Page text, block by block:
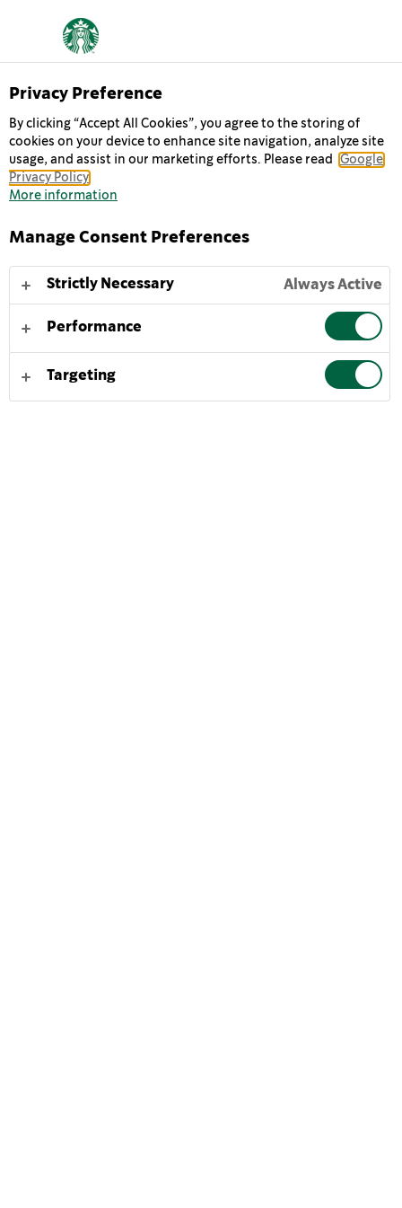
COOKIES & CREAM
Frappuccino® Cookies & Cream é inspirado num
deliciosa combinação do nosso icónico café espresso
e creme de leite, é perfeito para aproveitar uma pausa
para café e biscoitos em casa ou na rua.
Para melhor desfrutar do café gelado Starbucks
Frappuccino® Cookies & Cream, agite suavemente e
sirva fresco ou com gelo.
Privacy Preference
By clicking “Accept All Cookies”, you agree to the storing of
cookies on your device to enhance site navigation, analyze site
usage, and assist in our marketing efforts. Please read
Google
Privacy Policy
More information
Manage Consent Preferences
Strictly Necessary Always Active
Performance
Targeting